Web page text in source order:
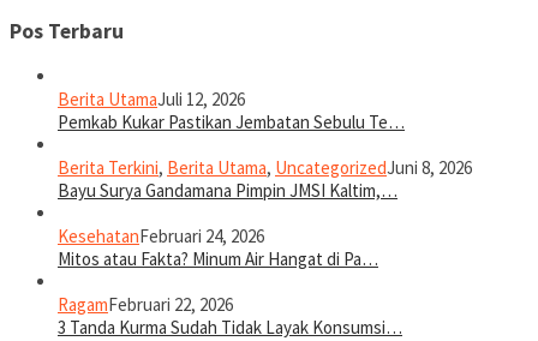
Pos Terbaru
Berita UtamaJuli 12, 2026
Pemkab Kukar Pastikan Jembatan Sebulu Te…
Berita Terkini, Berita Utama, UncategorizedJuni 8, 2026
Bayu Surya Gandamana Pimpin JMSI Kaltim,…
KesehatanFebruari 24, 2026
Mitos atau Fakta? Minum Air Hangat di Pa…
RagamFebruari 22, 2026
3 Tanda Kurma Sudah Tidak Layak Konsumsi…